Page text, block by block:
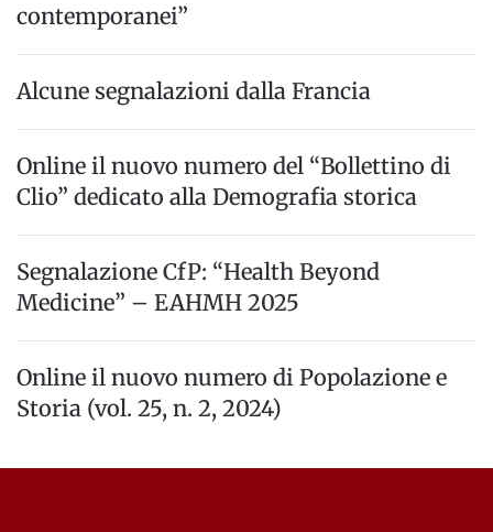
contemporanei”
Alcune segnalazioni dalla Francia
Online il nuovo numero del “Bollettino di
Clio” dedicato alla Demografia storica
Segnalazione CfP: “Health Beyond
Medicine” – EAHMH 2025
Online il nuovo numero di Popolazione e
Storia (vol. 25, n. 2, 2024)